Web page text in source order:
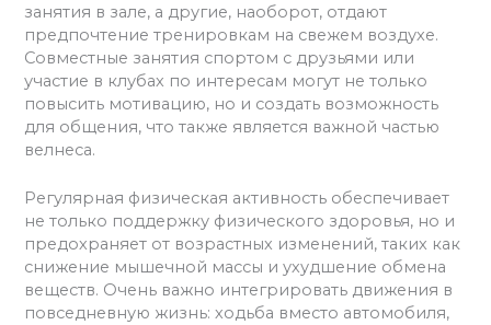
занятия в зале, а другие, наоборот, отдают
предпочтение тренировкам на свежем воздухе.
Совместные занятия спортом с друзьями или
участие в клубах по интересам могут не только
повысить мотивацию, но и создать возможность
для общения, что также является важной частью
велнеса.
Регулярная физическая активность обеспечивает
не только поддержку физического здоровья, но и
предохраняет от возрастных изменений, таких как
снижение мышечной массы и ухудшение обмена
веществ. Очень важно интегрировать движения в
повседневную жизнь: ходьба вместо автомобиля,